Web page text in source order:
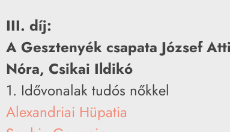
III. díj:
A Gesztenyék csapata József
Nóra, Csikai Ildikó
1. Idővonalak tudós nőkkel
Alexandriai Hüpatia